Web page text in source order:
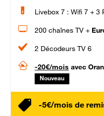
Livebox 7 : Wifi 7 + 3
200 chaînes TV +
2 Décodeurs TV 6
-20€/mois avec
Nouveau
-5€/mois de